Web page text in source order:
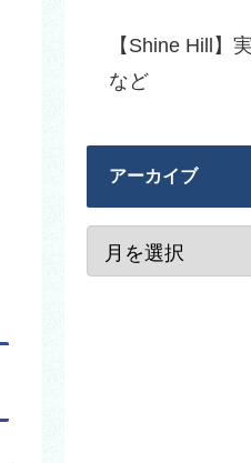
【Shine Hill】
など
アーカイブ